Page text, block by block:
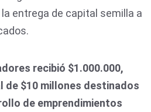
entrega de capital semilla a
recibió $1.000.000,
$10 millones destinados
de emprendimientos